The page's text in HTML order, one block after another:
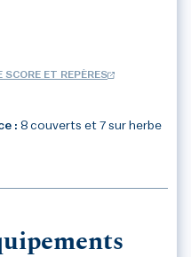
SCORE ET REPÈRES
: 8 couverts et 7 sur herbe